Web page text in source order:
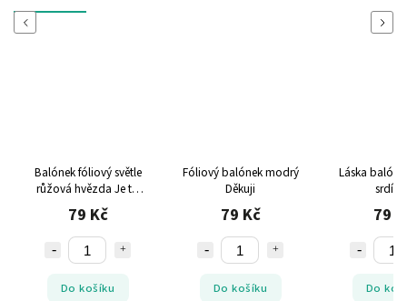
Previous
světle
Je to
Fóliový balónek modrý
Děkuji
Láska balónek fóliový
Next